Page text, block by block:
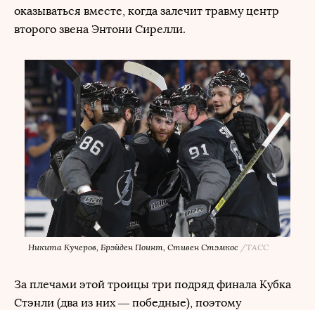
оказываться вместе, когда залечит травму центр
второго звена Энтони Сирелли.
Никита Кучеров, Брэйден Поинт, Стивен Стэмкос /ТАСС
За плечами этой троицы три подряд финала Кубка
Стэнли (два из них — победные), поэтому